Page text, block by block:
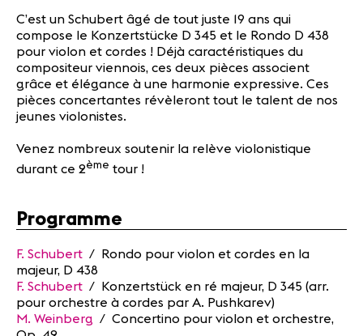
C’est un Schubert âgé de tout juste 19 ans qui
compose le Konzertstücke D 345 et le Rondo D 438
pour violon et cordes ! Déjà caractéristiques du
compositeur viennois, ces deux pièces associent
grâce et élégance à une harmonie expressive. Ces
pièces concertantes révèleront tout le talent de nos
jeunes violonistes.
Venez nombreux soutenir la relève violonistique
durant ce 2ème tour !
Programme
F. Schubert / Rondo pour violon et cordes en la
majeur, D 438
F. Schubert / Konzertstück en ré majeur, D 345 (arr.
pour orchestre à cordes par A. Pushkarev)
M. Weinberg / Concertino pour violon et orchestre,